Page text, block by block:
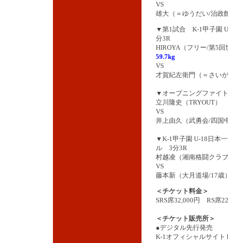
VS
雄大（＝ゆうだい/治政
▼第1試合 K-1甲子園
分3R
HIROYA（フリー/第5
59.7kg
VS
才賀紀左衛門（＝さい
▼オープニングファ
立川隆史（TRYOUT）
VS
井上由久（武勇会/四国
▼K-1甲子園 U-18日本
ル 3分3R
村越凌（湘南格闘クラ
VS
藤本新（大月道場/17歳
＜チケット料金＞
SRS席32,000円 RS席
＜チケット販売所＞
●デジタル先行発売
K-1オフィシャルサイト